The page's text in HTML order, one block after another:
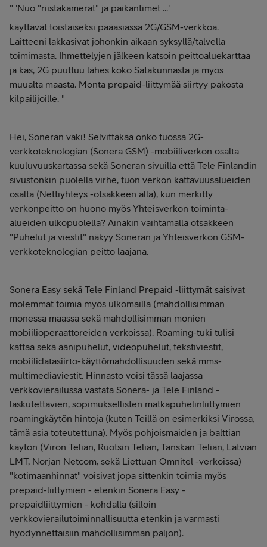
" 'Nuo "riistakamerat" ja paikantimet ...'
käyttävät toistaiseksi pääasiassa 2G/GSM-verkkoa.
Laitteeni lakkasivat johonkin aikaan syksyllä/talvella
toimimasta. Ihmettelyjen jälkeen katsoin peittoaluekarttaa
ja kas, 2G puuttuu lähes koko Satakunnasta ja myös
muualta maasta. Monta prepaid-liittymää siirtyy pakosta
kilpailijoille. "
Hei, Soneran väki! Selvittäkää onko tuossa 2G-
verkkoteknologian (Sonera GSM) -mobiiliverkon osalta
kuuluvuuskartassa sekä Soneran sivuilla että Tele Finlandin
sivustonkin puolella virhe, tuon verkon kattavuusalueiden
osalta (Nettiyhteys -otsakkeen alla), kun merkitty
verkonpeitto on huono myös Yhteisverkon toiminta-
alueiden ulkopuolella? Ainakin vaihtamalla otsakkeen
"Puhelut ja viestit" näkyy Soneran ja Yhteisverkon GSM-
verkkoteknologian peitto laajana.
Sonera Easy sekä Tele Finland Prepaid -liittymät saisivat
molemmat toimia myös ulkomailla (mahdollisimman
monessa maassa sekä mahdollisimman monien
mobiilioperaattoreiden verkoissa). Roaming-tuki tulisi
kattaa sekä äänipuhelut, videopuhelut, tekstiviestit,
mobiilidatasiirto-käyttömahdollisuuden sekä mms-
multimediaviestit. Hinnasto voisi tässä laajassa
verkkovierailussa vastata Sonera- ja Tele Finland -
laskutettavien, sopimuksellisten matkapuhelinliittymien
roamingkäytön hintoja (kuten Teillä on esimerkiksi Virossa,
tämä asia toteutettuna). Myös pohjoismaiden ja balttian
käytön (Viron Telian, Ruotsin Telian, Tanskan Telian, Latvian
LMT, Norjan Netcom, sekä Liettuan Omnitel -verkoissa)
"kotimaanhinnat" voisivat jopa sittenkin toimia myös
prepaid-liittymien - etenkin Sonera Easy -
prepaidliittymien - kohdalla (silloin
verkkovierailutoiminnallisuutta etenkin ja varmasti
hyödynnettäisiin mahdollisimman paljon).